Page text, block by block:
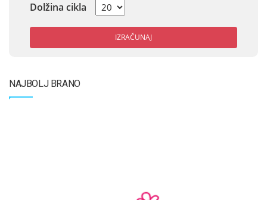
Dolžina cikla
IZRAČUNAJ
NAJBOLJ BRANO